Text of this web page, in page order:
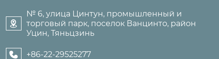

№ 6, улица Цинтун, промышленный и
торговый парк, поселок Ванцинто, район
Уцин, Тяньцзинь
 +86-22-29525277